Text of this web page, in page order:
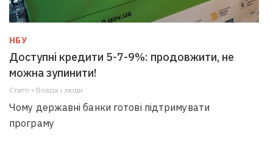
НБУ
Доступні кредити 5-7-9%: продовжити, не
можна зупинити!
Статті • Влада i люди
Чому державні банки готові підтримувати
програму